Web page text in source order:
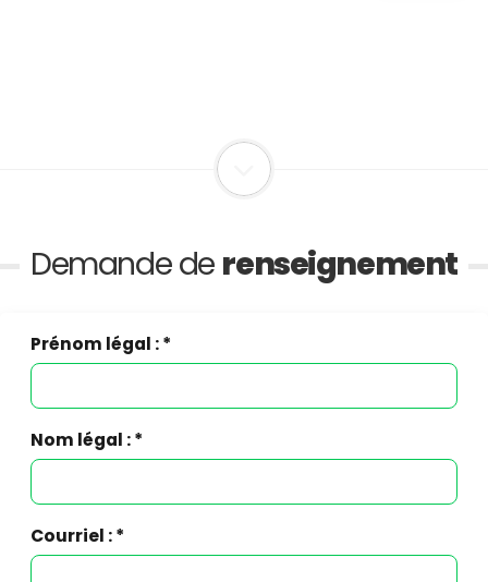
Demande de renseignement
Prénom légal : *
Nom légal : *
Courriel : *